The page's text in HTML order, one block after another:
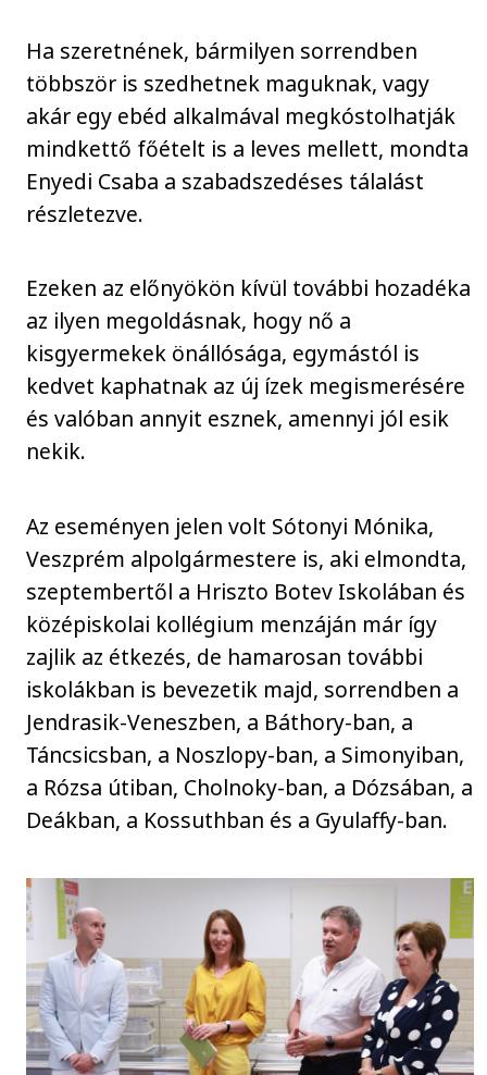
Ha szeretnének, bármilyen sorrendben
többször is szedhetnek maguknak, vagy
akár egy ebéd alkalmával megkóstolhatják
mindkettő főételt is a leves mellett, mondta
Enyedi Csaba a szabadszedéses tálalást
részletezve.
Ezeken az előnyökön kívül további hozadéka
az ilyen megoldásnak, hogy nő a
kisgyermekek önállósága, egymástól is
kedvet kaphatnak az új ízek megismerésére
és valóban annyit esznek, amennyi jól esik
nekik.
Az eseményen jelen volt Sótonyi Mónika,
Veszprém alpolgármestere is, aki elmondta,
szeptembertől a Hriszto Botev Iskolában és
középiskolai kollégium menzáján már így
zajlik az étkezés, de hamarosan további
iskolákban is bevezetik majd, sorrendben a
Jendrasik-Veneszben, a Báthory-ban, a
Táncsicsban, a Noszlopy-ban, a Simonyiban,
a Rózsa útiban, Cholnoky-ban, a Dózsában, a
Deákban, a Kossuthban és a Gyulaffy-ban.